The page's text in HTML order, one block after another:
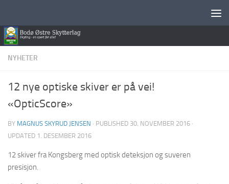
NYHETER
12 nye optiske skiver er på vei!
«OpticScore»
BY MAGNUS SKYRUD JENSEN · PUBLISHED 30. NOVEMBER 2016 ·
UPDATED 1. DESEMBER 2016
12 skiver fra Kongsberg med optisk deteksjon og suveren
presisjon.